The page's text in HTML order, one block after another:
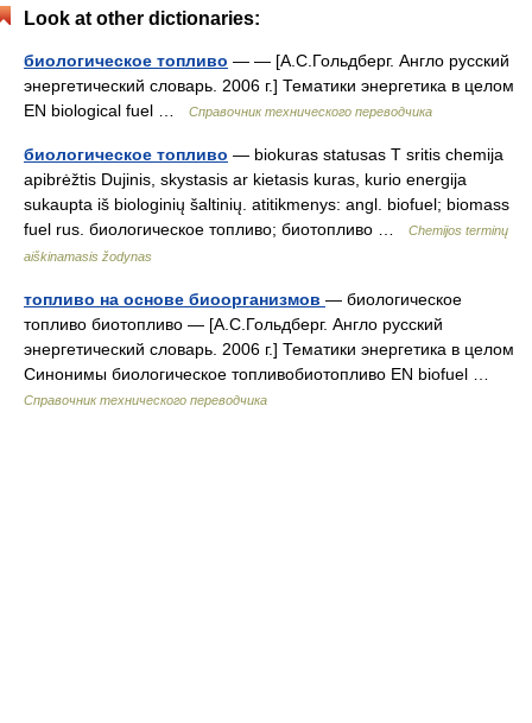
Look at other dictionaries:
биологическое топливо — — [А.С.Гольдберг. Англо русский
энергетический словарь. 2006 г.] Тематики энергетика в целом
EN biological fuel …
Справочник технического переводчика
биологическое топливо — biokuras statusas T sritis chemija
apibrėžtis Dujinis, skystasis ar kietasis kuras, kurio energija
sukaupta iš biologinių šaltinių. atitikmenys: angl. biofuel; biomass
fuel rus. биологическое топливо; биотопливо …
Chemijos terminų
aiškinamasis žodynas
топливо на основе биоорганизмов — биологическое
топливо биотопливо — [А.С.Гольдберг. Англо русский
энергетический словарь. 2006 г.] Тематики энергетика в целом
Синонимы биологическое топливобиотопливо EN biofuel …
Справочник технического переводчика